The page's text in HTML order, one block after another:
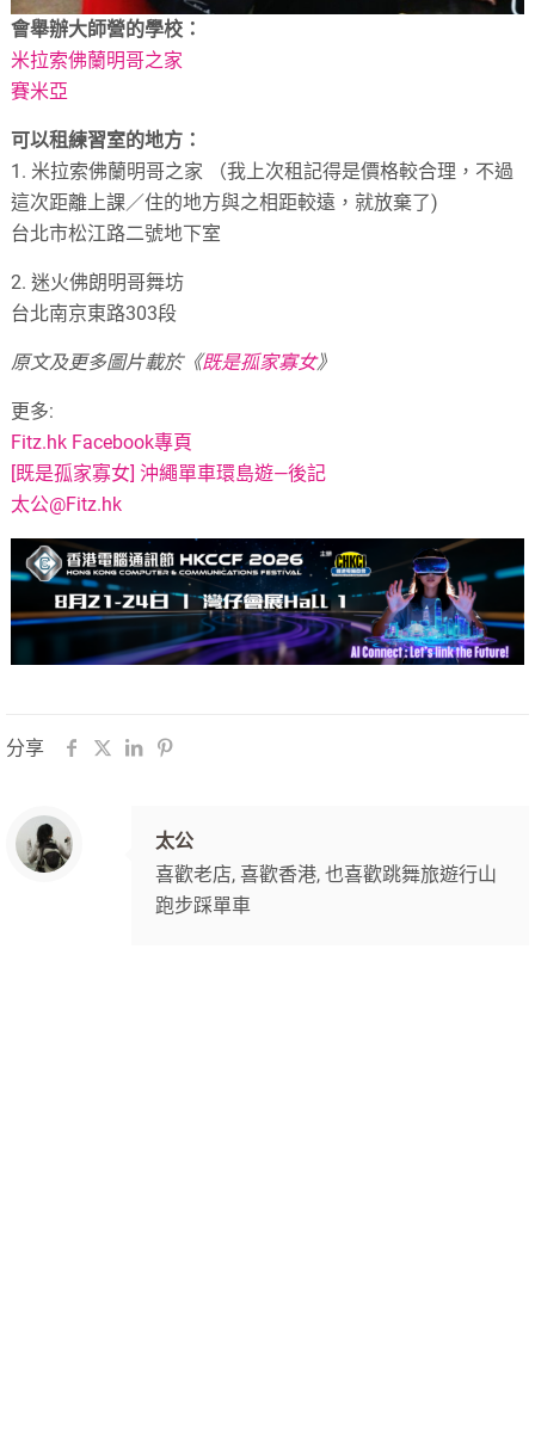
會舉辦大師營的學校：
米拉索佛蘭明哥之家
賽米亞
可以租練習室的地方：
1. 米拉索佛蘭明哥之家 （我上次租記得是價格較合理，不過
這次距離上課／住的地方與之相距較遠，就放棄了)
台北市松江路二號地下室
2. 迷火佛朗明哥舞坊
台北南京東路303段
原文及更多圖片載於《既是孤家寡女》
更多:
Fitz.hk Facebook專頁
[既是孤家寡女] 沖繩單車環島遊—後記
太公@Fitz.hk
分享
太公
喜歡老店, 喜歡香港, 也喜歡跳舞旅遊行山
跑步踩單車